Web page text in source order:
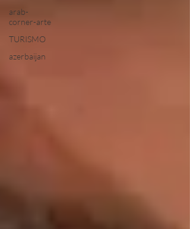
arab-
corner-arte
TURISMO
azerbaijan